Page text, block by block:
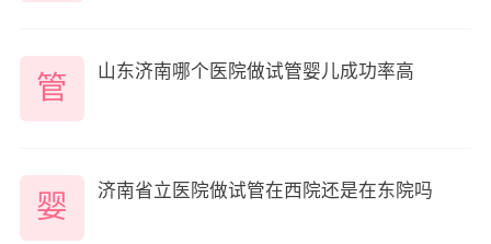
管 山东济南哪个医院做试管婴儿成功率高
婴 济南省立医院做试管在西院还是在东院吗